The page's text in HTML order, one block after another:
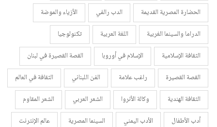
الحضارة المصرية القديمة
الدب رالفي
الأزياء والموضة
الدراما والسينما الغربية
اللغة العربية
تكنولوجيا
الثقافة الإسلامية
الإسلام في أوروبا
القصة القصيرة في لبنان
القصة القصيرة
راغب علامة الفن اللبناني
الثقافة في العالم
الثقافة الهندية
وكالة الأنروا الشعر العربي
الشعر المقاوم
أدب الأطفال
الأدب اليمني السينما المصرية عالم الإنترنت